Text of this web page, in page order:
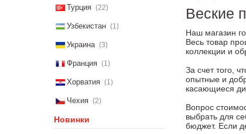
Турция (22)
Узбекистан (1)
Украина (3)
Франция (1)
Хорватия (1)
Чехия (2)
Новинки
Веские
Наш магазин
Весь товар
коллекции и
За счет того,
опытные и
касающиеся
Вопрос
выбрать для
бюджет. Если